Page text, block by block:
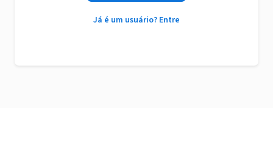
Já é um usuário? Entre